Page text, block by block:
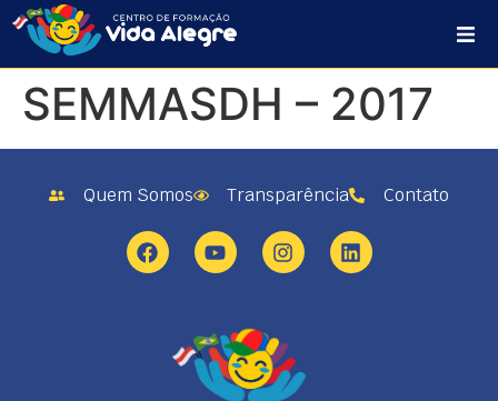
HOME
PROJETOS
PLANO DE AÇÃO
SEMMASDH – 2017
Quem Somos Transparência Contato